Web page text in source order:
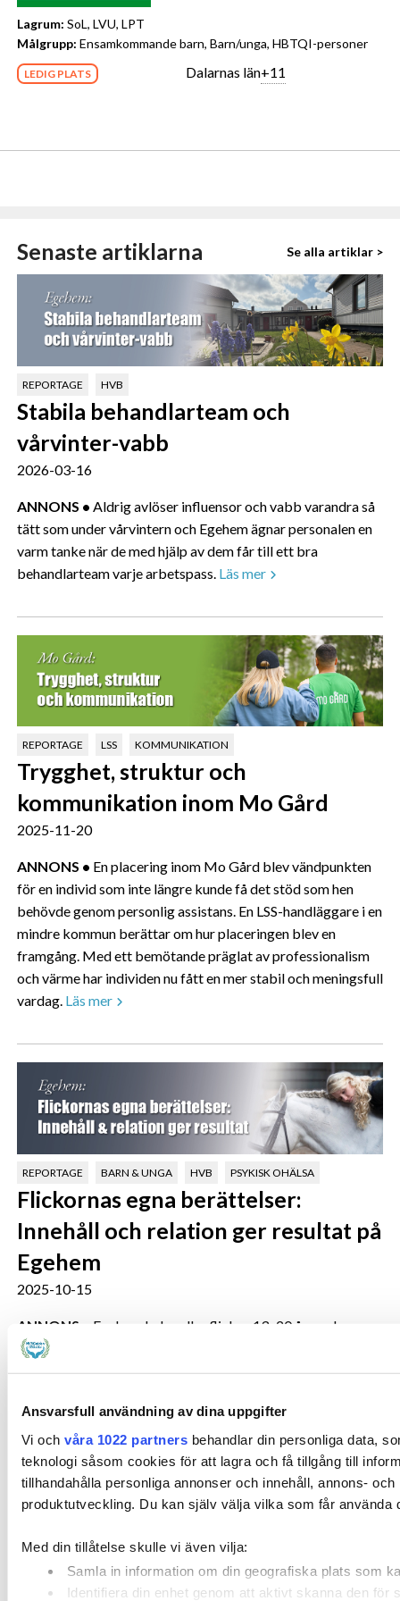
Ansvarsfull användning av dina uppgifter
Vi och våra 1022 partnersbehandlar din personliga data,
teknologi såsom cookies för att lagra och få tillgång till
tillhandahålla personliga annonser och innehåll, annons-
produktutveckling. Du kan själv välja vilka som får använda
Med din tillåtelse skulle vi även vilja:
Samla in information om din geografiska plats som
Identifiera din enhet genom att aktivt skanna den
Dalarnas län+11
Lagrum: SoL, LVU, LPT
Målgrupp: Ensamkommande barn, Barn/unga, HBTQI-personer
LEDIG PLATS
Senaste artiklarna Se alla artiklar >
REPORTAGE HVB
Stabila behandlarteam och
vårvinter-vabb
2026-03-16
ANNONS • Aldrig avlöser influensor och vabb varandra så
tätt som under vårvintern och Egehem ägnar personalen en
varm tanke när de med hjälp av dem får till ett bra
behandlarteam varje arbetspass. Läs mer
REPORTAGE LSS KOMMUNIKATION
Trygghet, struktur och
kommunikation inom Mo Gård
2025-11-20
ANNONS • En placering inom Mo Gård blev vändpunkten
för en individ som inte längre kunde få det stöd som hen
behövde genom personlig assistans. En LSS-handläggare i en
mindre kommun berättar om hur placeringen blev en
framgång. Med ett bemötande präglat av professionalism
och värme har individen nu fått en mer stabil och meningsfull
vardag. Läs mer
REPORTAGE BARN & UNGA HVB PSYKISK OHÄLSA
Flickornas egna berättelser:
Innehåll och relation ger resultat på
Egehem
2025-10-15
ANNONS • Egehem behandlar flickor 13–20 år med
komplex psykiatrisk och social problematik där kraven på
erfarenhet och en samordnad, specialiserad behandling är
självskadebeteende ofta i kombination med suicidalitet,
neuropsykiatriska funktionsnedsättningar, trauma och
ätstörningar.Läs mer